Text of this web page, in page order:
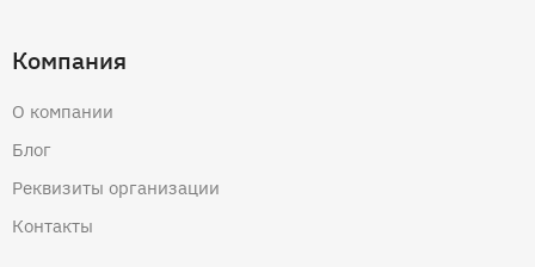
Компания
О компании
Блог
Реквизиты организации
Контакты